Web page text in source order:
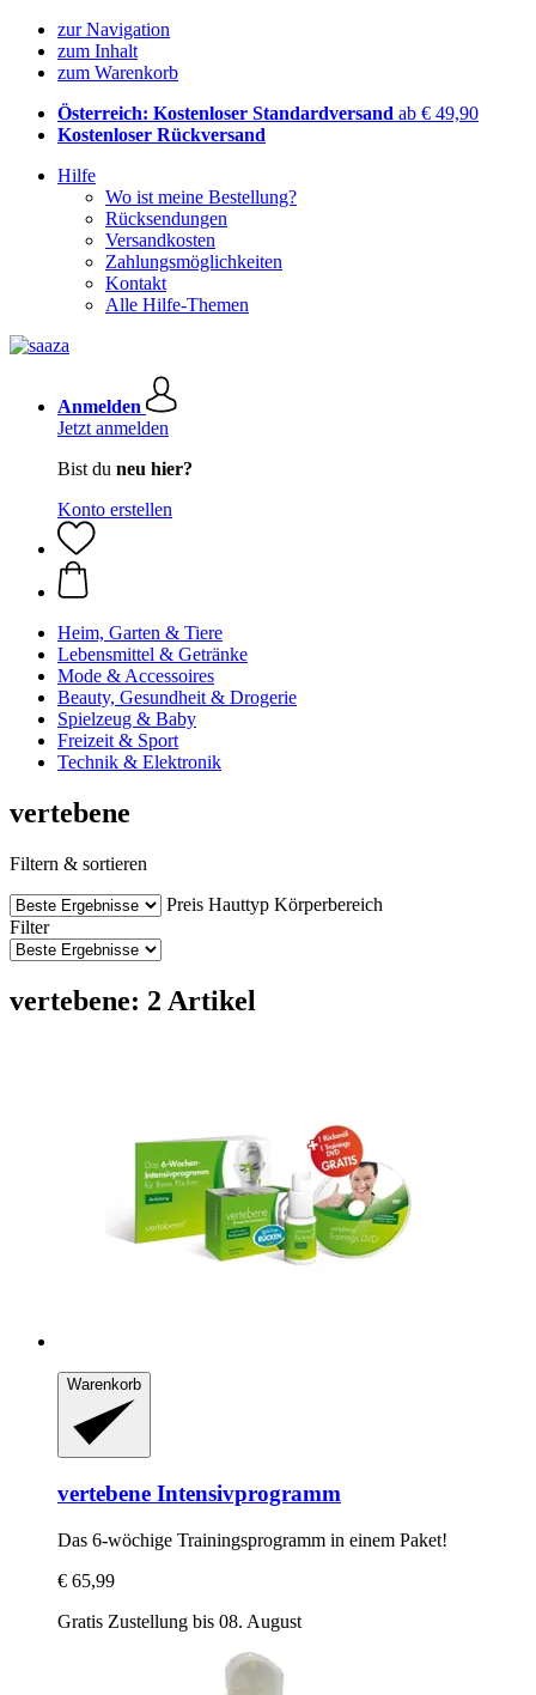
zur Navigation
zum Inhalt
zum Warenkorb
Österreich: Kostenloser Standardversand ab € 49,90
Kostenloser Rückversand
Hilfe
Wo ist meine Bestellung?
Rücksendungen
Versandkosten
Zahlungsmöglichkeiten
Kontakt
Alle Hilfe-Themen
Anmelden
Jetzt anmelden
Bist du neu hier?
Konto erstellen
Heim, Garten & Tiere
Lebensmittel & Getränke
Mode & Accessoires
Beauty, Gesundheit & Drogerie
Spielzeug & Baby
Freizeit & Sport
Technik & Elektronik
vertebene
Filtern & sortieren
Preis Hauttyp Körperbereich
Filter
vertebene: 2 Artikel
Warenkorb
vertebene Intensivprogramm
Das 6-​wöchige Trainingsprogramm in einem Paket!
€ 65,99
Gratis Zustellung bis 08. August